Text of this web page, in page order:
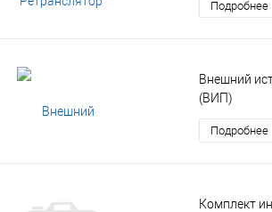
Подробнее
Внешний
(ВИП)
Подробнее
Комплект